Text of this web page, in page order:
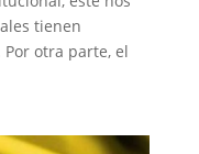
tienen
otra parte, el